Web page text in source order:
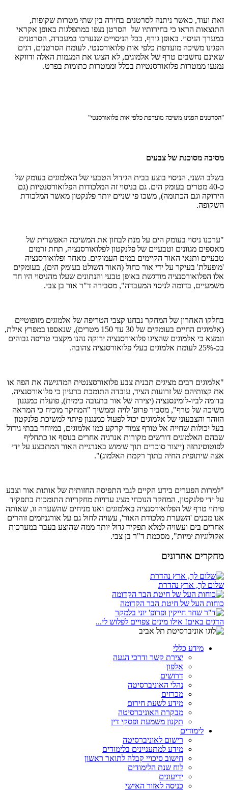
זאת ועוד, כאשר ניתנה לסרטנים בחירה בין שתי מטרות שקופות,
התוצאות הראו כי בחירותיו של הסרטן נצפו כמתפלגות באופן אקראי
במערך הניסוי. באופן גורף, בכל הניסויים שנערכו במעבדה, הסרטנים
הפגינו משיכה מועדפת כלפי אות פלואורסנטי. לעומת הסרטנים, דגים
שאינם נחשבים טרף של אלמוגים, לא הציגו את המגמות האלה ודווקא
נמנעו ממטרות פלואורסנטיות בכלל וממטרות כתומות בפרט.
"הסרטנים הפגינו משיכה מועדפת כלפי אות פלואורסנטי"
מסיבה מסוכנת של צבעים
בשלב השני, הניסוי בוצע בבית הגידול הטבעי של האלמוגים בעומק של
כ-40 מטרים בעומק הים. גם בניסוי זה המלכודות הפלואורסנטיות (גם
הירוקה וגם הכתומה), משכו פי שניים יותר פלנקטון מאשר המלכודת
השקופה.
"ערכנו ניסוי בעומק הים על מנת לבחון את המשיכה האפשרית של
מאספים מגוונים וטבעיים של פלנקטון לפלואורסנציה, תחת זרמים
טבעיים ותנאי האור הקיימים במים העמוקים. מאחר ופלואורסנציה
'מופעלת' בעיקר על ידי אור כחול (האור השולט בעומק הים), בעומקים
אלו הפלואורסנציה מודגשת באופן טבעי והנתונים שעלו מהניסוי היו חד
משמעיים, בדומה לניסוי המעבדה", מסבירה ד"ר אור בן צבי.
בחלקו האחרון של המחקר נבחנו קצבי הטריפה של אלמוגים מזופוטיים
(אלמוגים החיים בעומקים של 30 עד 150 מטרים), שנאספו במפרץ אילת,
ונמצא כי אלמוגים שהציגו פלואורסנציה ירוקה נהנו מקצבי טריפה גבוהים
בכ-25% לעומת אלמוגים בעלי פלואורסנציה צהובה.
"אלמוגים רבים מציגים תבנית צבע פלואורסצנטית המדגישה את הפה או
את קצותיהם של זרועות הציד, עובדה התומכת ברעיון כי פלואורסנציה,
בדומה לביו-לומינסנציה (יצירה של אור בתגובה כימית), פועלת כמנגנון
משיכה של טרף", מסביר פרופ' לויה וממשיך "המחקר מוכיח כי המראה
הזוהר והצבעוני של אלמוגים יכול לפעול כמנגנון פיתוי למשיכת פלנקטון
בעל יכולות שחייה אל טורף צמוד קרקע כמו אלמוגים, במיוחד בבתי גידול
שבהם האלמוגים דורשים מקורות אנרגיה אחרים בנוסף או כתחליף
לפוטוסינתזה (ייצור סוכרים תוך שימוש באנרגיית האור המתבצע על ידי
אצה שיתופית החיה בתוך רקמת האלמוג)".
"למרות הפערים בידע הקיים לגבי התפיסה החזותית של אותות אור וצבע
על ידי פלנקטון, המחקר הנוכחי מציג עדויות מחקריות התומכות בתפקיד
פיתוי טרף של הפלואורסנציה באלמוגים ואנו מניחים שהשערה זו, שאותה
אנו מכנים 'השערת מלכודת האור', עשויה לחול גם על אורגניזמים זוהרים
אחרים בים ועשויה למלא תפקיד גדול יותר ממה שהוצע בעבר במערכות
אקולוגיות ימיות", מסכמת ד"ר בן צבי.
מחקרים אחרונים
שלום לך, ארץ נהדרת
כוחות העל של חיטת הבר הקדומה
הדגים באים! אילו מינים צפויים לפלוש לי...
מידע כללי
יצירת קשר ודרכי הגעה
אלפון
דרושים
נהלי האוניברסיטה
מכרזים
מידע לשעת חירום
מבקרת האוניברסיטה
תקנון משמעת ופסקי דין
לימודים
רישום לאוניברסיטה
מידע למתעניינים בלימודים
חישוב סיכויי קבלה לתואר ראשון
לוח שנת הלימודים
ידיעונים
כניסה לאזור האישי